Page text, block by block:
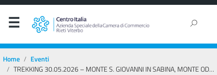
Home
Eventi
TREKKING 30.05.2026 – MONTE S. GIOVANNI IN SABINA, MONTE ODE E POZZE DEL DIAVOLO